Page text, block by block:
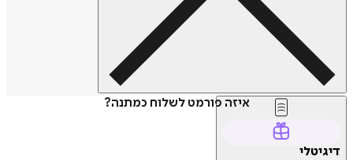
איזה פורמט לשלוח כמתנה?